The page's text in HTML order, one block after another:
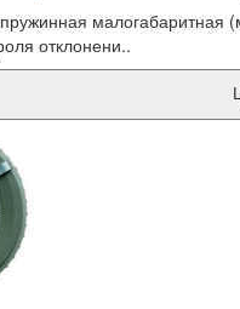
отклонени..